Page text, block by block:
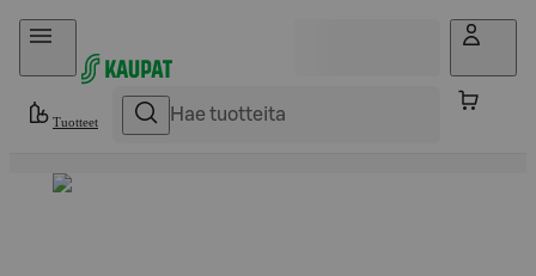
Hyppää sisältöön
Tuotteet